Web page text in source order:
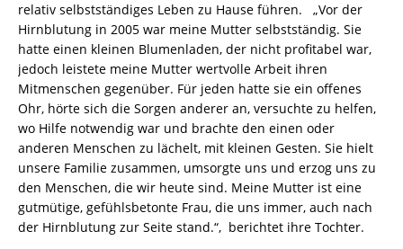
relativ selbstständiges Leben zu Hause führen. „Vor der
Hirnblutung in 2005 war meine Mutter selbstständig. Sie
hatte einen kleinen Blumenladen, der nicht profitabel war,
jedoch leistete meine Mutter wertvolle Arbeit ihren
Mitmenschen gegenüber. Für jeden hatte sie ein offenes
Ohr, hörte sich die Sorgen anderer an, versuchte zu helfen,
wo Hilfe notwendig war und brachte den einen oder
anderen Menschen zu lächelt, mit kleinen Gesten. Sie hielt
unsere Familie zusammen, umsorgte uns und erzog uns zu
den Menschen, die wir heute sind. Meine Mutter ist eine
gutmütige, gefühlsbetonte Frau, die uns immer, auch nach
der Hirnblutung zur Seite stand.“, berichtet ihre Tochter.